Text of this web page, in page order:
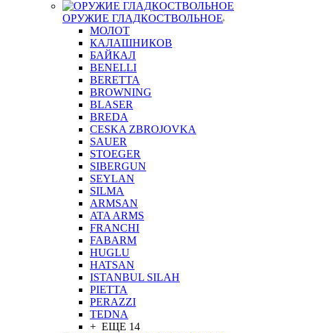
ОРУЖИЕ ГЛАДКОСТВОЛЬНОЕ
МОЛОТ
КАЛАШНИКОВ
БАЙКАЛ
BENELLI
BERETTA
BROWNING
BLASER
BREDA
CESKA ZBROJOVKA
SAUER
STOEGER
SIBERGUN
SEYLAN
SILMA
ARMSAN
ATA ARMS
FRANCHI
FABARM
HUGLU
HATSAN
ISTANBUL SILAH
PIETTA
PERAZZI
TEDNA
+ ЕЩЕ 14